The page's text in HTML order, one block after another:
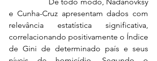
e Cunha-Cruz apresentam dados com
relevância estatística significativa,
correlacionando positivamente o Índice
de Gini de determinado país e seus